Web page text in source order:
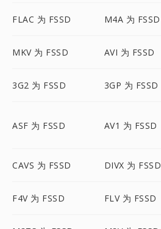
FLAC 为 FSSD M4A 为 FSSD
MKV 为 FSSD AVI 为 FSSD
3G2 为 FSSD 3GP 为 FSSD
ASF 为 FSSD AV1 为 FSSD
CAVS 为 FSSD DIVX 为 FSSD
F4V 为 FSSD FLV 为 FSSD